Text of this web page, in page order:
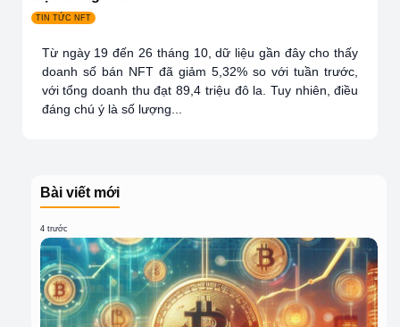
TIN TỨC NFT
Từ ngày 19 đến 26 tháng 10, dữ liệu gần đây cho thấy
doanh số bán NFT đã giảm 5,32% so với tuần trước,
với tổng doanh thu đạt 89,4 triệu đô la. Tuy nhiên, điều
đáng chú ý là số lượng...
Bài viết mới
4 trước